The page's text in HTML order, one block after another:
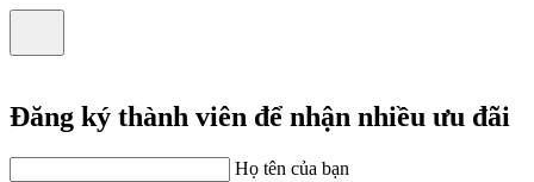
Đăng ký thành viên để nhận nhiều ưu đãi
Họ tên của bạn